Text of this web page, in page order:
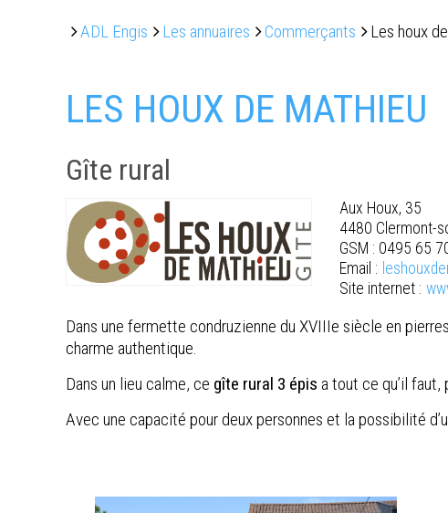
ADL Engis Les annuaires Commerçants Les houx
LES HOUX DE MATHIEU
Gîte rural
Aux Houx, 35
4480 Clermont-
GSM : 0495 65
Email :
Site internet :
Dans une fermette condruzienne du XVIIIe siècle en
charme authentique.
Dans un lieu calme, ce gîte rural 3 épis a tout ce qu’il
Avec une capacité pour deux personnes et la possibilité